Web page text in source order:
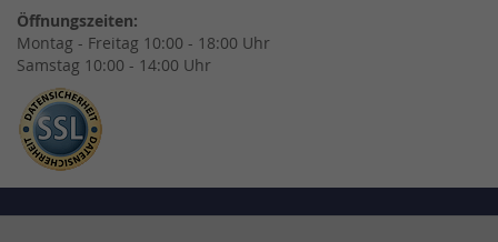
Öffnungszeiten:
Montag - Freitag 10:00 - 18:00 Uhr
Samstag 10:00 - 14:00 Uhr